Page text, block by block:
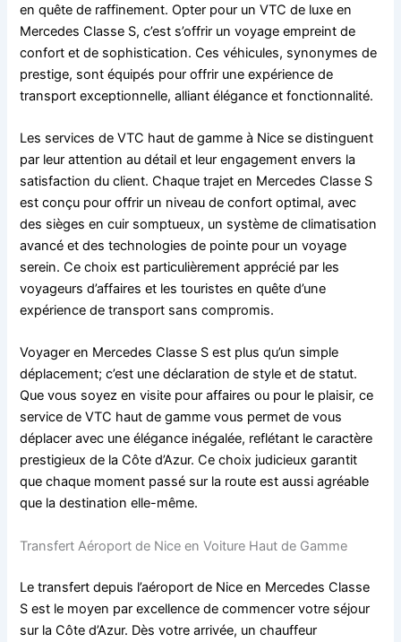
en quête de raffinement. Opter pour un VTC de luxe en
Mercedes Classe S, c’est s’offrir un voyage empreint de
confort et de sophistication. Ces véhicules, synonymes de
prestige, sont équipés pour offrir une expérience de
transport exceptionnelle, alliant élégance et fonctionnalité.
Les services de VTC haut de gamme à Nice se distinguent
par leur attention au détail et leur engagement envers la
satisfaction du client. Chaque trajet en Mercedes Classe S
est conçu pour offrir un niveau de confort optimal, avec
des sièges en cuir somptueux, un système de climatisation
avancé et des technologies de pointe pour un voyage
serein. Ce choix est particulièrement apprécié par les
voyageurs d’affaires et les touristes en quête d’une
expérience de transport sans compromis.
Voyager en Mercedes Classe S est plus qu’un simple
déplacement; c’est une déclaration de style et de statut.
Que vous soyez en visite pour affaires ou pour le plaisir, ce
service de VTC haut de gamme vous permet de vous
déplacer avec une élégance inégalée, reflétant le caractère
prestigieux de la Côte d’Azur. Ce choix judicieux garantit
que chaque moment passé sur la route est aussi agréable
que la destination elle-même.
Transfert Aéroport de Nice en Voiture Haut de Gamme
Le transfert depuis l’aéroport de Nice en Mercedes Classe
S est le moyen par excellence de commencer votre séjour
sur la Côte d’Azur. Dès votre arrivée, un chauffeur